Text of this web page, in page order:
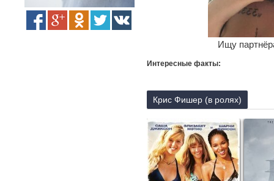
Ищу
Интересные факты:
Крис Фишер (в ролях)